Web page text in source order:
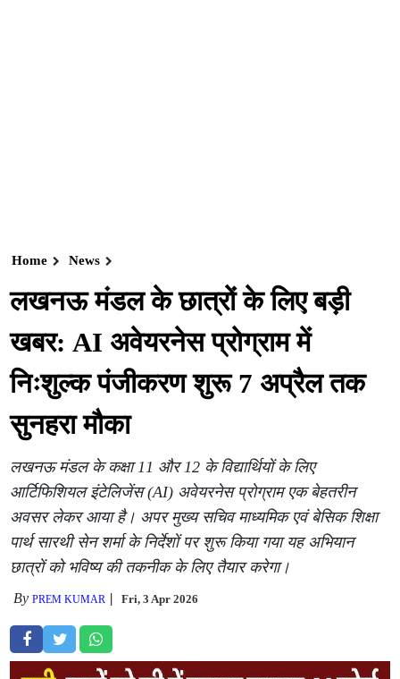
Home News
लखनऊ मंडल के छात्रों के लिए बड़ी
खबर: AI अवेयरनेस प्रोग्राम में
निःशुल्क पंजीकरण शुरू 7 अप्रैल तक
सुनहरा मौका
लखनऊ मंडल के कक्षा 11 और 12 के विद्यार्थियों के लिए
आर्टिफिशियल इंटेलिजेंस (AI) अवेयरनेस प्रोग्राम एक बेहतरीन
अवसर लेकर आया है। अपर मुख्य सचिव माध्यमिक एवं बेसिक शिक्षा
पार्थ सारथी सेन शर्मा के निर्देशों पर शुरू किया गया यह अभियान
छात्रों को भविष्य की तकनीक के लिए तैयार करेगा।
ByPREM KUMAR Fri, 3 Apr 2026